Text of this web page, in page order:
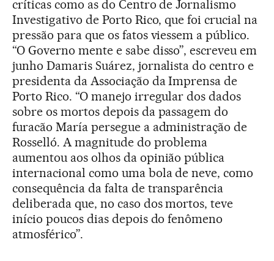
críticas como as do Centro de Jornalismo
Investigativo de Porto Rico, que foi crucial na
pressão para que os fatos viessem a público.
“O Governo mente e sabe disso”, escreveu em
junho Damaris Suárez, jornalista do centro e
presidenta da Associação da Imprensa de
Porto Rico. “O manejo irregular dos dados
sobre os mortos depois da passagem do
furacão María persegue a administração de
Rosselló. A magnitude do problema
aumentou aos olhos da opinião pública
internacional como uma bola de neve, como
consequência da falta de transparência
deliberada que, no caso dos mortos, teve
início poucos dias depois do fenômeno
atmosférico”.